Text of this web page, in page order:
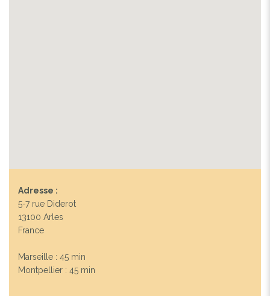
Adresse :
5-7 rue Diderot
13100 Arles
France
Marseille : 45 min
Montpellier : 45 min